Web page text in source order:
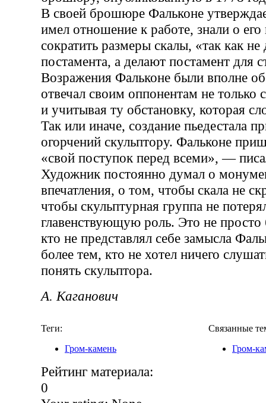
В своей брошюре Фальконе
имел отношение к работе, знали о
сократить размеры скалы, «так как не
постамента, а делают постамент для
Возражения Фальконе были вполне
отвечал своим оппонентам не только
и учитывая ту обстановку, которая
Так или иначе, создание пьедестала
огорчений скульптору. Фальконе
«свой поступок перед всеми», —
Художник постоянно думал о
впечатления, о том, чтобы скала не
чтобы скульптурная группа не
главенствующую роль. Это не просто
кто не представлял себе замысла
более тем, кто не хотел ничего
понять скульптора.
А. Каганович
Теги:
Гром-камень
Связанные
Гром-
Рейтинг материала:
0